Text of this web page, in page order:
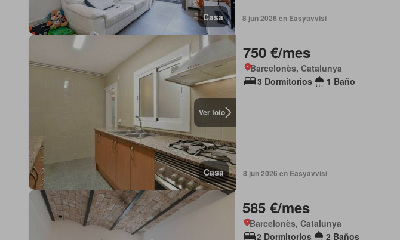
Casa 8 jun 2026 en Easyavvisi
Ver foto
Casa
750 €/mes
Barcelonès, Catalunya
3 Dormitorios
1 Baño
8 jun 2026 en Easyavvisi
585 €/mes
Barcelonès, Catalunya
2 Dormitorios
2 Baños